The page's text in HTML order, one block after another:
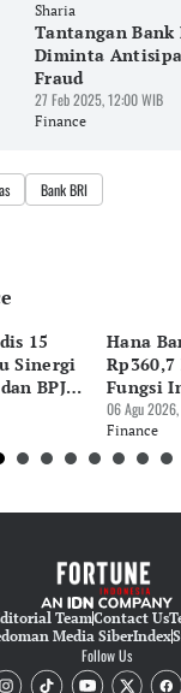
Sharia
Tantangan Bank
Diminta
Fraud
27 Feb 2025, 12:00 WIB
Finance
Bank BRI
15
Sinergi
BPJS
Hana
Fungsi
06 Agu
Finance
TeamContact Us
Media SiberIndex
Follow Us